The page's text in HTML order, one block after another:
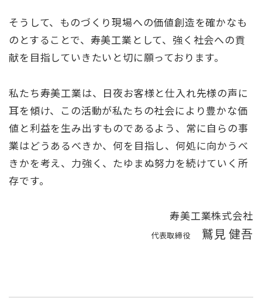
そうして、ものづくり現場への価値創造を確かなも
のとすることで、寿美工業として、強く社会への貢
献を目指していきたいと切に願っております。
私たち寿美工業は、日夜お客様と仕入れ先様の声に
耳を傾け、この活動が私たちの社会により豊かな価
値と利益を生み出すものであるよう、常に自らの事
業はどうあるべきか、何を目指し、何処に向かうべ
きかを考え、力強く、たゆまぬ努力を続けていく所
存です。
寿美工業株式会社
代表取締役 鷲見 健吾